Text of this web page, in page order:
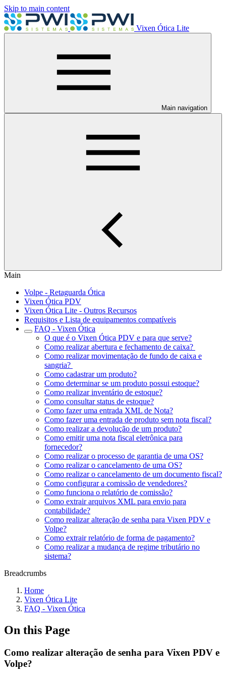
Skip to main content
Vixen Ótica Lite
Main navigation
Main
Volpe - Retaguarda Ótica
Vixen Ótica PDV
Vixen Ótica Lite - Outros Recursos
Requisitos e Lista de equipamentos compatíveis
FAQ - Vixen Ótica
O que é o Vixen Ótica PDV e para que serve?
Como realizar abertura e fechamento de caixa?
Como realizar movimentação de fundo de caixa e
sangria?
Como cadastrar um produto?
Como determinar se um produto possui estoque?
Como realizar inventário de estoque?
Como consultar status de estoque?
Como fazer uma entrada XML de Nota?
Como fazer uma entrada de produto sem nota fiscal?
Como realizar a devolução de um produto?
Como emitir uma nota fiscal eletrônica para
fornecedor?
Como realizar o processo de garantia de uma OS?
Como realizar o cancelamento de uma OS?
Como realizar o cancelamento de um documento fiscal?
Como configurar a comissão de vendedores?
Como funciona o relatório de comissão?
Como extrair arquivos XML para envio para
contabilidade?
Como realizar alteração de senha para Vixen PDV e
Volpe?
Como extrair relatório de forma de pagamento?
Como realizar a mudança de regime tributário no
sistema?
Breadcrumbs
Home
Vixen Ótica Lite
FAQ - Vixen Ótica
On this Page
Como realizar alteração de senha para Vixen PDV e
Volpe?